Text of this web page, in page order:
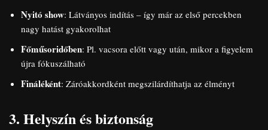
Nyitó show: Látványos indítás – így már az első percekben
nagy hatást gyakorolhat
Főműsoridőben: Pl. vacsora előtt vagy után, mikor a figyelem
újra fókuszálható
Fináléként: Záróakkordként megszilárdíthatja az élményt
3. Helyszín és biztonság